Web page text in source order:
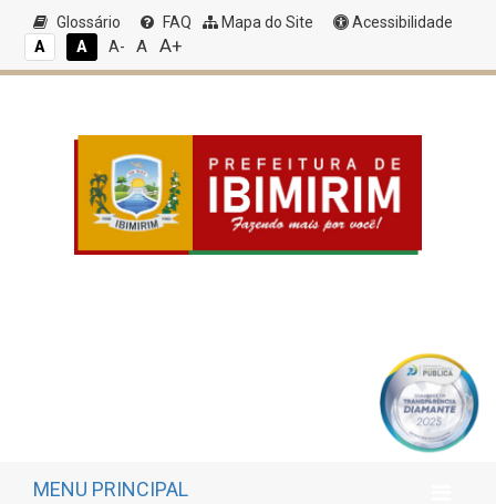
Glossário FAQ Mapa do Site
Acessibilidade
A
A A- A A+
MENU PRINCIPAL